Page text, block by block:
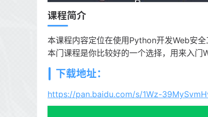
课程简介
本课程内容定位在使用Python开发Web安
本门课程是你比较好的一个选择，用来入门
下载地址：
https://pan.baidu.com/s/1Wz-